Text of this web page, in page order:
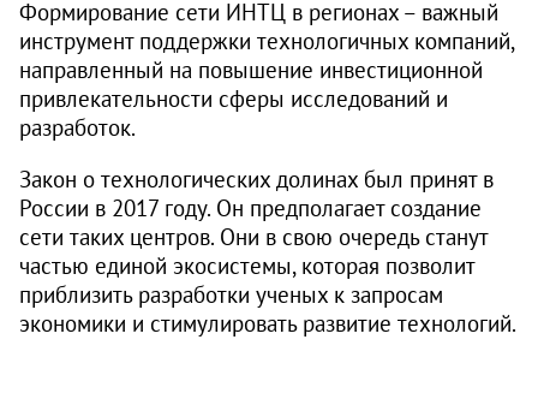
Формирование сети ИНТЦ в регионах – важный
инструмент поддержки технологичных компаний,
направленный на повышение инвестиционной
привлекательности сферы исследований и
разработок.
Закон о технологических долинах был принят в
России в 2017 году. Он предполагает создание
сети таких центров. Они в свою очередь станут
частью единой экосистемы, которая позволит
приблизить разработки ученых к запросам
экономики и стимулировать развитие технологий.